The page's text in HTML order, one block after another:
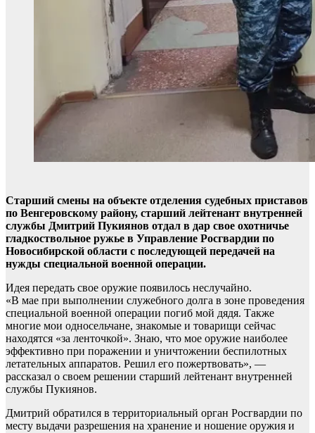
Старший смены на объекте отделения судебных приставов
по Венгеровскому району, старший лейтенант внутренней
службы Дмитрий Пукиянов отдал в дар свое охотничье
гладкоствольное ружье в Управление Росгвардии по
Новосибирской области с последующей передачей на
нужды специальной военной операции.
Идея передать свое оружие появилось неслучайно.
«В мае при выполнении служебного долга в зоне проведения
специальной военной операции погиб мой дядя. Также
многие мои односельчане, знакомые и товарищи сейчас
находятся «за ленточкой». Знаю, что мое оружие наиболее
эффективно при поражении и уничтожении беспилотных
летательных аппаратов. Решил его пожертвовать», —
рассказал о своем решении старший лейтенант внутренней
службы Пукиянов.
Дмитрий обратился в территориальный орган Росгвардии по
месту выдачи разрешения на хранение и ношение оружия и